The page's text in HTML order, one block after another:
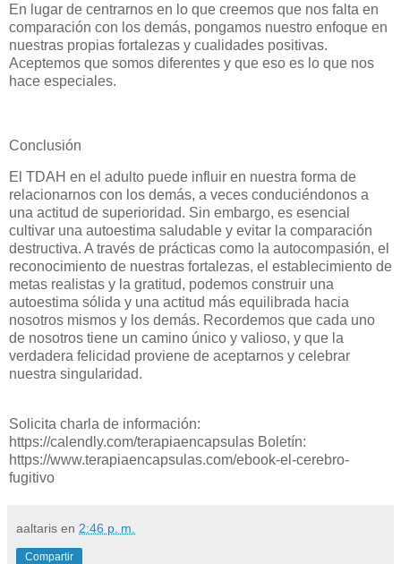
En lugar de centrarnos en lo que creemos que nos falta en
comparación con los demás, pongamos nuestro enfoque en
nuestras propias fortalezas y cualidades positivas.
Aceptemos que somos diferentes y que eso es lo que nos
hace especiales.
Conclusión
El TDAH en el adulto puede influir en nuestra forma de
relacionarnos con los demás, a veces conduciéndonos a
una actitud de superioridad. Sin embargo, es esencial
cultivar una autoestima saludable y evitar la comparación
destructiva. A través de prácticas como la autocompasión, el
reconocimiento de nuestras fortalezas, el establecimiento de
metas realistas y la gratitud, podemos construir una
autoestima sólida y una actitud más equilibrada hacia
nosotros mismos y los demás. Recordemos que cada uno
de nosotros tiene un camino único y valioso, y que la
verdadera felicidad proviene de aceptarnos y celebrar
nuestra singularidad.
Solicita charla de información:
https://calendly.com/terapiaencapsulas Boletín:
https://www.terapiaencapsulas.com/ebook-el-cerebro-
fugitivo
aaltaris en 2:46 p. m.
Compartir